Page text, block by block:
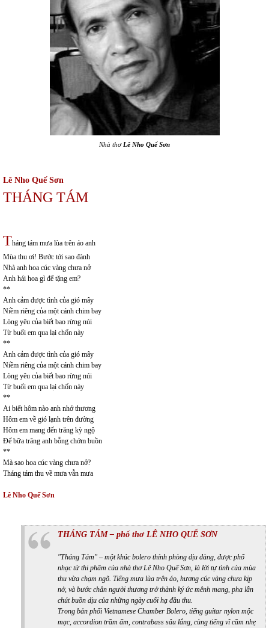
Nhà thơ Lê Nho Quế Sơn
Lê Nho Quế Sơn
THÁNG TÁM
Tháng tám mưa lùa trên áo anh
Mùa thu ơi! Bước tới sao đành
Nhà anh hoa cúc vàng chưa nở
Anh hái hoa gì để tặng em?
**
Anh cảm được tình của gió mây
Niềm riêng của một cánh chim bay
Lòng yêu của biết bao rừng núi
Từ buổi em qua lại chốn này
**
Anh cảm được tình của gió mây
Niềm riêng của một cánh chim bay
Lòng yêu của biết bao rừng núi
Từ buổi em qua lại chốn này
**
Ai biết hôm nào anh nhớ thương
Hôm em về gió lạnh trên đường
Hôm em mang đến trăng kỳ ngộ
Để bữa trăng anh bỗng chớm buồn
**
Mà sao hoa cúc vàng chưa nở?
Tháng tám thu về mưa vẫn mưa
Lê Nho Quế Sơn
THÁNG TÁM – phổ thơ LÊ NHO QUẾ SƠN
"Tháng Tám" – một khúc bolero thính phòng dịu dàng, được phổ
nhạc từ thi phẩm của nhà thơ Lê Nho Quế Sơn, là lời tự tình của mùa
thu vừa chạm ngõ. Tiếng mưa lùa trên áo, hương cúc vàng chưa kịp
nở, và bước chân người thương trở thành ký ức mênh mang, pha lẫn
chút buồn dịu của những ngày cuối hạ đầu thu.
Trong bản phối Vietnamese Chamber Bolero, tiếng guitar nylon mộc
mạc, accordion trầm ấm, contrabass sâu lắng, cùng tiếng vĩ cầm nhẹ